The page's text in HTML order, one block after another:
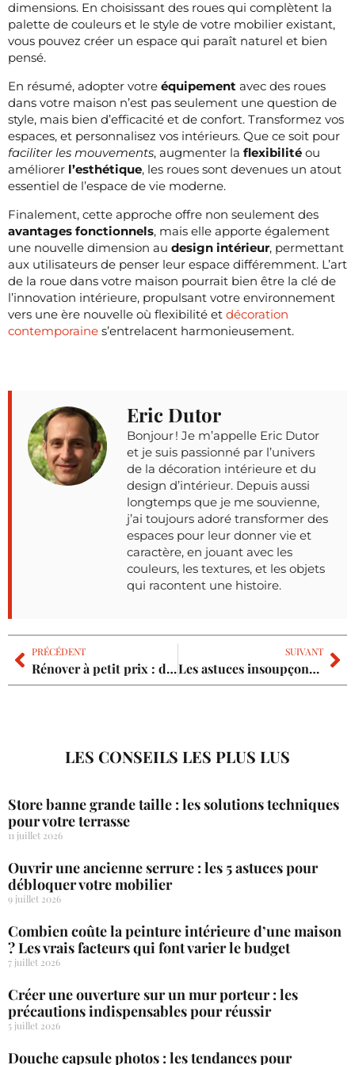
dimensions. En choisissant des roues qui complètent la
palette de couleurs et le style de votre mobilier existant,
vous pouvez créer un espace qui paraît naturel et bien
pensé.
En résumé, adopter votre équipement avec des roues
dans votre maison n’est pas seulement une question de
style, mais bien d’efficacité et de confort. Transformez vos
espaces, et personnalisez vos intérieurs. Que ce soit pour
faciliter les mouvements, augmenter la flexibilité ou
améliorer l’esthétique, les roues sont devenues un atout
essentiel de l’espace de vie moderne.
Finalement, cette approche offre non seulement des
avantages fonctionnels, mais elle apporte également
une nouvelle dimension au design intérieur, permettant
aux utilisateurs de penser leur espace différemment. L’art
de la roue dans votre maison pourrait bien être la clé de
l’innovation intérieure, propulsant votre environnement
vers une ère nouvelle où flexibilité et décoration
contemporaine s’entrelacent harmonieusement.
Eric Dutor
Bonjour ! Je m’appelle Eric Dutor
et je suis passionné par l’univers
de la décoration intérieure et du
design d’intérieur. Depuis aussi
longtemps que je me souvienne,
j’ai toujours adoré transformer des
espaces pour leur donner vie et
caractère, en jouant avec les
couleurs, les textures, et les objets
qui racontent une histoire.
PRÉCÉDENT
Rénover à petit prix : découvrez le vrai coût des travaux maison !
SUIVANT
Les astuces insoupçonnées pour réparer vous-même les fuites d’eau à la maison
LES CONSEILS LES PLUS LUS
Store banne grande taille : les solutions techniques
pour votre terrasse
11 juillet 2026
Ouvrir une ancienne serrure : les 5 astuces pour
débloquer votre mobilier
9 juillet 2026
Combien coûte la peinture intérieure d’une maison
? Les vrais facteurs qui font varier le budget
7 juillet 2026
Créer une ouverture sur un mur porteur : les
précautions indispensables pour réussir
5 juillet 2026
Douche capsule photos : les tendances pour